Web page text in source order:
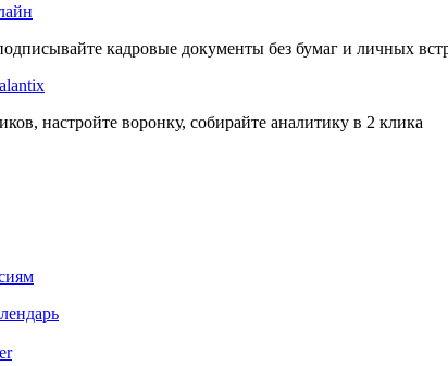
кадровые документы без бумаг и личных
настройте воронку, собирайте аналитику в 2 клика